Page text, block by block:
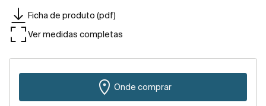
Ficha de produto (pdf)
Ver medidas completas
Onde comprar